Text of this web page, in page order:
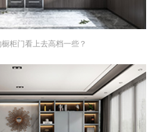
柜门看上去高档一些？